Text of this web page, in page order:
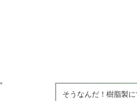
そうなんだ！樹脂製